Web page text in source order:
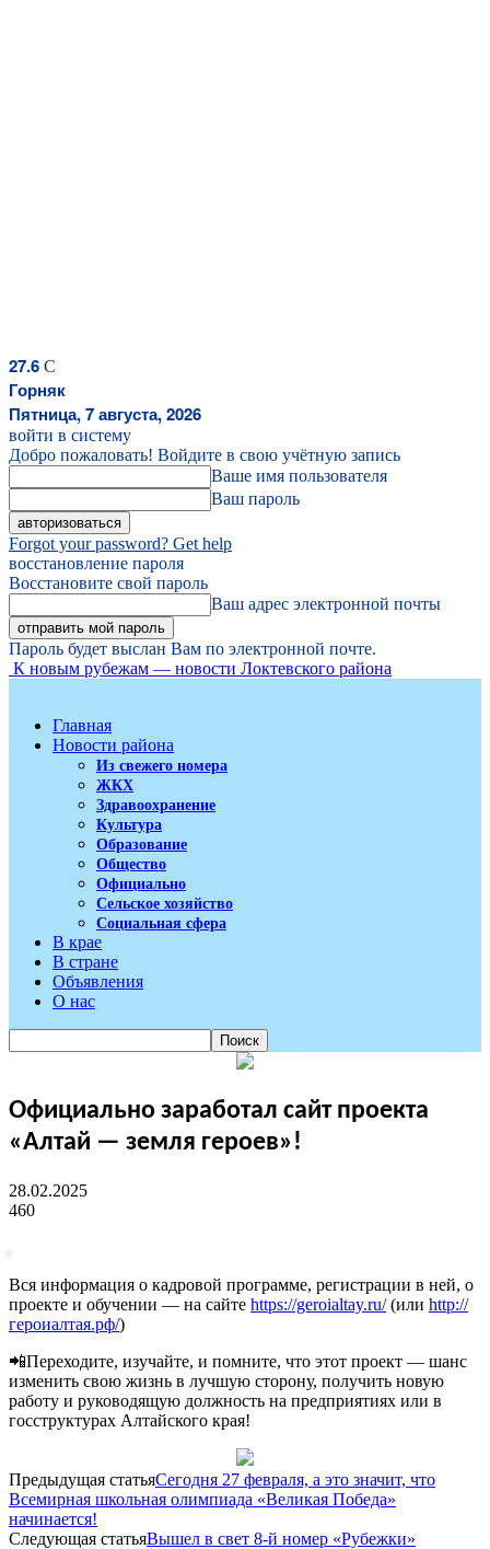
27.6 C
Горняк
Пятница, 7 августа, 2026
войти в систему
Добро пожаловать! Войдите в свою учётную запись
Ваше имя пользователя
Ваш пароль
Forgot your password? Get help
восстановление пароля
Восстановите свой пароль
Ваш адрес электронной почты
Пароль будет выслан Вам по электронной почте.
К новым рубежам — новости Локтевского района
Главная
Новости района
Из свежего номера
ЖКХ
Здравоохранение
Культура
Образование
Общество
Официально
Сельское хозяйство
Социальная сфера
В крае
В стране
Объявления
О нас
Официально заработал сайт проекта
«Алтай — земля героев»!
28.02.2025
460
Вся информация о кадровой программе, регистрации в ней, о
проекте и обучении — на сайте https://geroialtay.ru/(или http://
героиалтая.рф/)
📲Переходите, изучайте, и помните, что этот проект — шанс
изменить свою жизнь в лучшую сторону, получить новую
работу и руководящую должность на предприятиях или в
госструктурах Алтайского края!
Предыдущая статьяСегодня 27 февраля, а это значит, что
Всемирная школьная олимпиада «Великая Победа»
начинается!
Следующая статьяВышел в свет 8-й номер «Рубежки»